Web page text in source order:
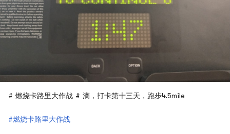
# 燃烧卡路里大作战 # 滴，打卡第十三天，跑步4.5mile
#燃烧卡路里大作战